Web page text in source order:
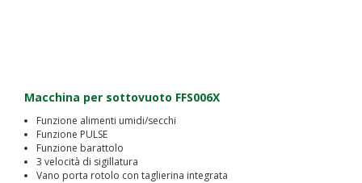
Macchina per sottovuoto FFS006X
Funzione alimenti umidi/secchi
Funzione PULSE
Funzione barattolo
3 velocità di sigillatura
Vano porta rotolo con taglierina integrata